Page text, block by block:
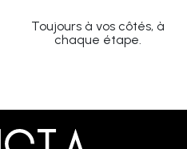
Toujours à vos côtés, à
chaque étape.